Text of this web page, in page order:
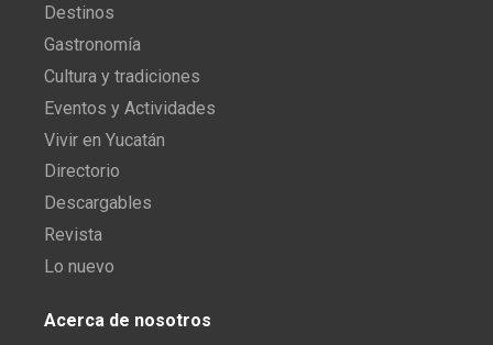
Destinos
Gastronomía
Cultura y tradiciones
Eventos y Actividades
Vivir en Yucatán
Directorio
Descargables
Revista
Lo nuevo
Acerca de nosotros